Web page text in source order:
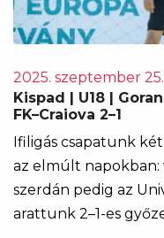
2025. szeptember 25.
Kispad | U18 |
FK–Craiova 2–1
Ifiligás csapatunk
az elmúlt napokban:
szerdán pedig az
arattunk 2–1-es